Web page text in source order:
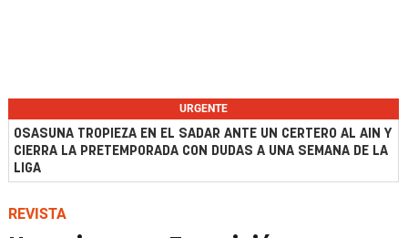
URGENTE
OSASUNA TROPIEZA EN EL SADAR ANTE UN CERTERO AL AIN Y
CIERRA LA PRETEMPORADA CON DUDAS A UNA SEMANA DE LA
LIGA
REVISTA